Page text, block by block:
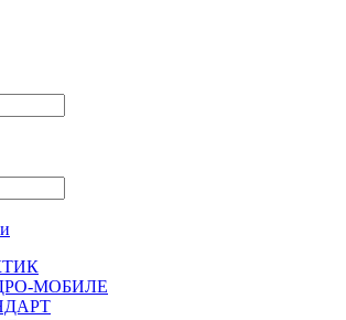
МОБИЛЕ